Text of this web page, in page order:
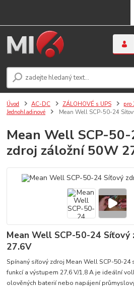
Úvod AC-DC ZÁLOHOVÉ s UPS
pro
Jednohladinové
Mean Well SCP-50-24
Mean Well SCP-
zdroj záložní 50W
Mean Well SCP-50-24
27.6V
Spínaný síťový zdroj Mean Well SCP-50-24
funkcí a výstupem 27,6 V/1,8 A je ideální
olověných baterií nebo napájení